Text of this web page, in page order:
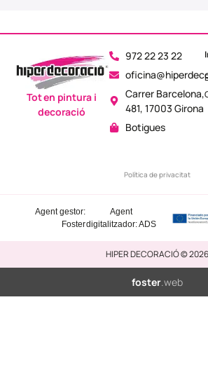
972 22 23 22
Carrer Barcelona,
481, 17003 Girona
Botigues
Política de privacitat
Tot en pintura i
decoració
Agent
digitalitzador: ADS
Agent gestor:
Foster
HIPER DECORACIÓ © 2026
foster.web